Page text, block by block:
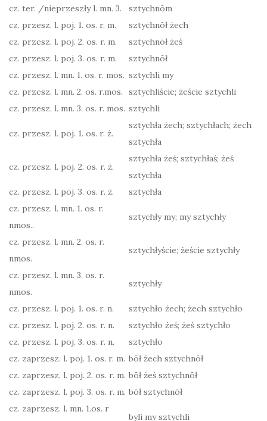
cz. ter. /nieprzeszły l. mn. 3.
sztychnōm
cz. przesz. l. poj. 1. os. r. m.
sztychnōł żech
cz. przesz. l. poj. 2. os. r. m.
sztychnōł żeś
cz. przesz. l. poj. 3. os. r. m.
sztychnōł
cz. przesz. l. mn. 1. os. r. mos. sztychli my
cz. przesz. l. mn. 2. os. r.mos.
sztychliście; żeście sztychli
cz. przesz. l. mn. 3. os. r. mos. sztychli
cz. przesz. l. poj. 1. os. r. ż.
sztychła żech; sztychłach; żech
sztychła
cz. przesz. l. poj. 2. os. r. ż.
sztychła żeś; sztychłaś; żeś
sztychła
cz. przesz. l. poj. 3. os. r. ż.
sztychła
cz. przesz. l. mn. 1. os. r.
nmos..
sztychły my; my sztychły
cz. przesz. l. mn. 2. os. r.
nmos.
sztychłyście; żeście sztychły
cz. przesz. l. mn. 3. os. r.
nmos.
sztychły
cz. przesz. l. poj. 1. os. r. n.
sztychło żech; żech sztychło
cz. przesz. l. poj. 2. os. r. n.
sztychło żeś; żeś sztychło
cz. przesz. l. poj. 3. os. r. n.
sztychło
cz. zaprzesz. l. poj. 1. os. r. m. bōł żech sztychnōł
cz. zaprzesz. l. poj. 2. os. r. m. bōł żeś sztychnōł
cz. zaprzesz. l. poj. 3. os. r. m. bōł sztychnōł
cz. zaprzesz. l. mn. 1.os. r
byli my sztychli